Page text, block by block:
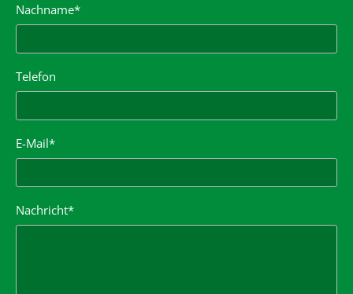
Nachname*
Telefon
E-Mail*
Nachricht*